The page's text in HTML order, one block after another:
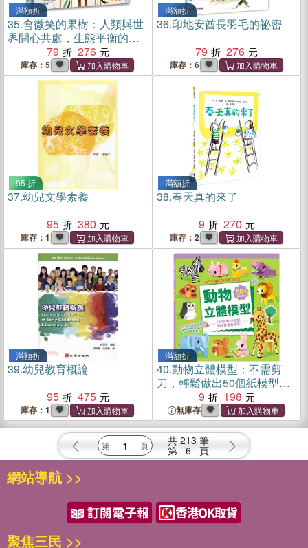
滿額折
35.會微笑的果樹：人類與世
界開心共處，生態平衡的智
79 276
庫存：5
滿額折
36.印地安酋長羽毛的祕密
79
276
庫存：6
95 折
37.幼兒文學素養
95
380
庫存：1
滿額折
38.春天真的來了
9
270
庫存：2
滿額折
39.幼兒教育概論
95
475
庫存：1
滿額折
40.動物立體模型：不需剪
刀，輕鬆做出50個紙模型勞
9 198
無庫存
共 213 筆
第 6 頁
網站導航 >>
聚焦三民 >>